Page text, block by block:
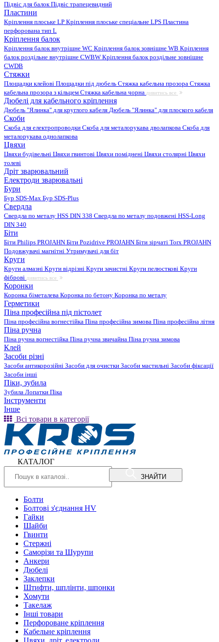
Підвіс для балокПідвіс трапецевидний
Пластини
Кріплення плоське LP Кріплення плоське спеціальне LPS Пластина
перфорована тип L
Кріплення балок
Кріплення балок внутрішне WC Кріплення балок зовнішне WB Кріплення
балок роздільне внутрішне CWBW Кріплення балок роздільне зовнішне
CWDB
Стяжки
Площадки клейові Площадки під дюбель Стяжка кабельна прозора Стяжка
кабельна прозора з кільцем Стяжка кабельна чорна дивитись все
Дюбелі для кабельного кріплення
Дюбель "Ялинка" для круглого кабеля Дюбель "Ялинка" для плоского кабеля
Скоби
Скоба для електропроводки Скоба для металорукава дволапкова Скоба для
металорукава однолапкова
Цвяхи
Цвяхи будівельні Цвяхи гвинтові Цвяхи поміднені Цвяхи столярні Цвяхи
толеві
Дріт зварювальний
Електроди зварювальні
Бури
Бур SDS-Max Бур SDS-Plus
Свердла
Свердла по металу HSS DIN 338 Свердла по металу подовжені HSS-Long
DIN 340
Біти
Біти Philips PROJAHN Біти Pozidrive PROJAHN Біти зірчаті Torx PROJAHN
Подовжувачі магнітні Утримувачі для біт
Круги
Круги алмазні Круги відрізні Круги зачистні Круги пелюсткові Круги
фіброві дивитись все
Коронки
Коронка біметалева Коронка по бетону Коронка по металу
Герметики
Піна професійна під пістолет
Піна професійна вогнестійка Піна професійна зимова Піна професійна літня
Піна ручна
Піна ручна вогнестійка Піна ручна звичайна Піна ручна зимова
Клей
Засоби різні
Засоби антикорозійні Засоби для очистки Засоби мастильні Засоби фіксації
Засоби інші
Піки, зубила
Зубила Лопатки Піка
Інструменти
Інше
Всі товари в категорії
КАТАЛОГ
ЗНАЙТИ
Болти
Болтові з'єднання HV
Гайки
Шайби
Гвинти
Стержні
Саморізи та Шурупи
Анкери
Дюбелі
Заклепки
Штифти, шплінти, шпонки
Хомути
Такелаж
Інші товари
Перфороване кріплення
Кабельне кріплення
Цвяхи, дріт, електроди